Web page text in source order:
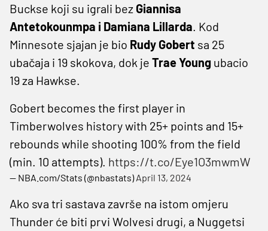
Buckse koji su igrali bez Giannisa
Antetokounmpa i Damiana Lillarda. Kod
Minnesote sjajan je bio Rudy Gobert sa 25
ubačaja i 19 skokova, dok je Trae Young ubacio
19 za Hawkse.
Gobert becomes the first player in
Timberwolves history with 25+ points and 15+
rebounds while shooting 100% from the field
(min. 10 attempts). https://t.co/Eye1O3mwmW
— NBA.com/Stats (@nbastats)April 13, 2024
Ako sva tri sastava završe na istom omjeru
Thunder će biti prvi Wolvesi drugi, a Nuggetsi